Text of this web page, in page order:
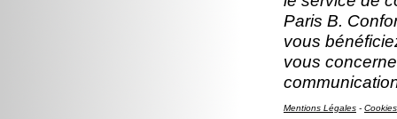
Paris B.
vous
vous
Mentions Légales - Cookies